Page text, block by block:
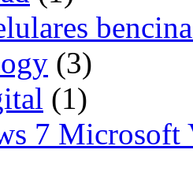
(3)
(1)
7 Microsoft